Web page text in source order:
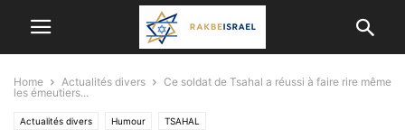
Home Actualités divers
Ce soldat de Tsahal a réussi à faire rire même
les émeutiers...
Actualités divers Humour TSAHAL